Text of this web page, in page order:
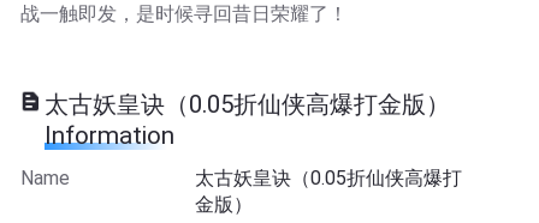
战一触即发，是时候寻回昔日荣耀了！
太古妖皇诀（0.05折仙侠高爆打金版）
Information
Name
太古妖皇诀（0.05折仙侠高爆打
金版）